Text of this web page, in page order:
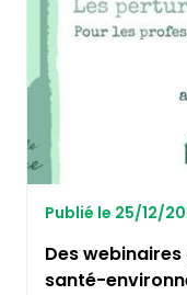
Publié le 25/12/
Des
santé-